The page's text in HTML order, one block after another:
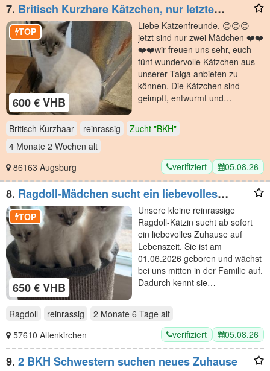
7. Britisch Kurzhare Kätzchen, nur letzte
Mädchen Molly 🤩🤩🤩 🤩🤩
600 € VHB
TOP
Liebe Katzenfreunde, 😊😊😊
jetzt sind nur zwei Mädchen ❤️❤️
❤️❤️wir freuen uns sehr, euch
fünf wundervolle Kätzchen aus
unserer Taiga anbieten zu
können. Die Kätzchen sind
geimpft, entwurmt und…
Britisch Kurzhaar reinrassig
Zucht "BKH"
4 Monate 2 Wochen alt
86163 Augsburg
verifiziert 05.08.26
8. Ragdoll-Mädchen sucht ein liebevolles
Zuhause
650 € VHB
TOP
Unsere kleine reinrassige
Ragdoll-Kätzin sucht ab sofort
ein liebevolles Zuhause auf
Lebenszeit. Sie ist am
01.06.2026 geboren und wächst
bei uns mitten in der Familie auf.
Dadurch kennt sie…
Ragdoll reinrassig 2 Monate 6 Tage alt
57610 Altenkirchen
verifiziert 05.08.26
9. 2 BKH Schwestern suchen neues Zuhause